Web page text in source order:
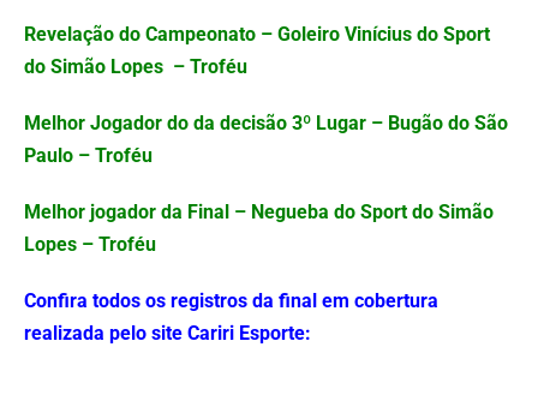
Revelação do Campeonato – Goleiro Vinícius do Sport
do Simão Lopes – Troféu
Melhor Jogador do da decisão 3º Lugar – Bugão do São
Paulo – Troféu
Melhor jogador da Final – Negueba do Sport do Simão
Lopes – Troféu
Confira todos os registros da final em cobertura
realizada pelo site Cariri Esporte: